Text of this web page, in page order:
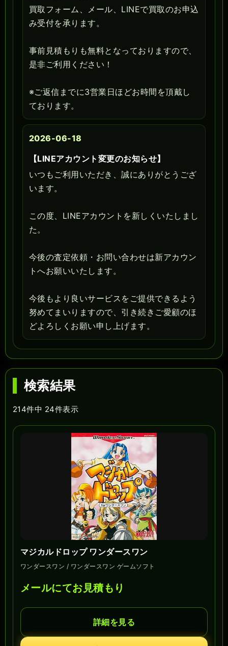
買取フォーム、メール、LINEで買取のお申込
み受付を承ります。
事前見積もりも無料となっておりますので、
是非ご利用ください！
※ご返信までに3営業日ほどお時間を頂戴し
ております。
2026-06-18
【LINEアカウント変更のお知らせ】
いつもご利用いただき、誠にありがとうござ
います。
この度、LINEアカウントを新しくいたしまし
た。
今後の査定依頼・お問い合わせは新アカウン
トへお願いいたします。
今後もより良いサービスをご提供できるよう
努めてまいりますので、引き続きご愛顧のほ
どよろしくお願い申し上げます。
検索結果
214件中 24件表示
マジカルドロップ ワンダースワン
ワンダースワン / ワンダースワン ゲームソフト
メールにてお見積もり
詳細を見る